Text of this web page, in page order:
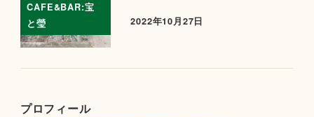
CAFE&BAR:宝
と瑩
2022年10月27日
プロフィール